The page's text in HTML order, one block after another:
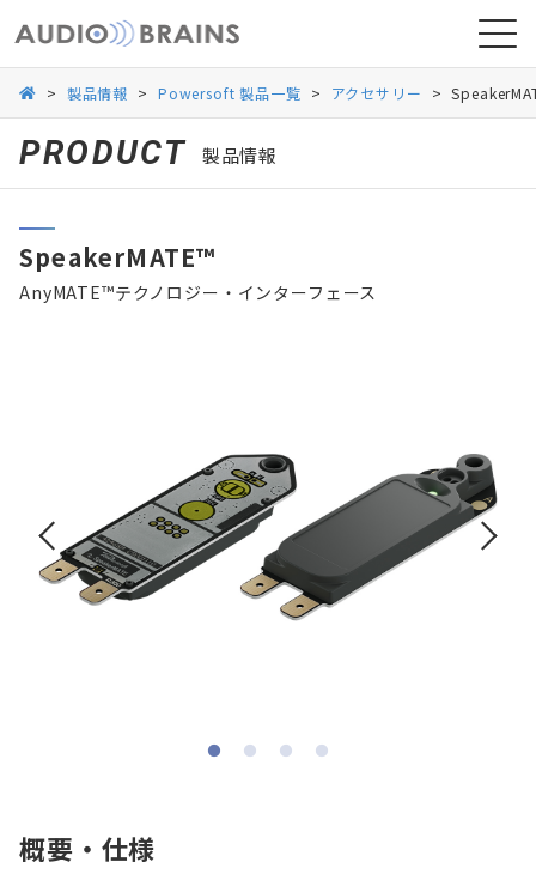
導入事例
お問い合わせ
> 製品情報 > Powersoft 製品一覧 > アクセサリー >
PRODUCT 製品情報
SpeakerMATE™
AnyMATE™テクノロジー・インターフェース
概要・仕様